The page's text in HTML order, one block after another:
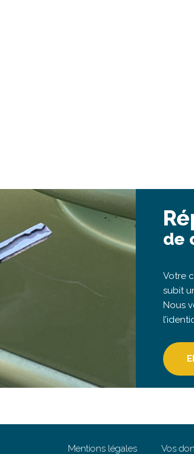
de
Votre
subit
Nous
Mentions légales Vos